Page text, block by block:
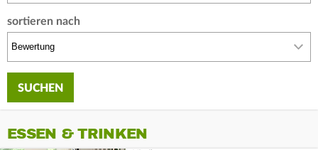
sortieren nach
ESSEN & TRINKEN